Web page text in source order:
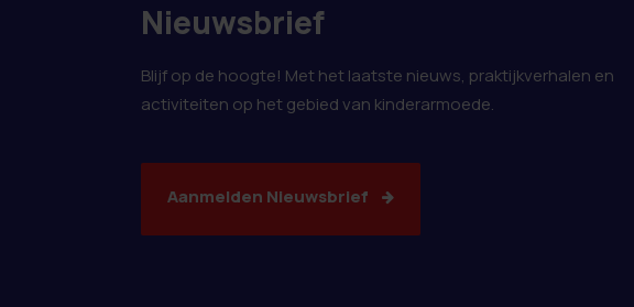
Nieuwsbrief
Blijf op de hoogte! Met het laatste nieuws, praktijkverhalen en
activiteiten op het gebied van kinderarmoede.
Aanmelden Nieuwsbrief